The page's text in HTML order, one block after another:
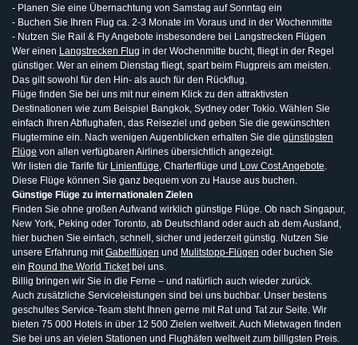
- Planen Sie eine Übernachtung von Samstag auf Sonntag ein
- Buchen Sie Ihren Flug ca. 2-3 Monate im Voraus und in der Wochenmitte
- Nutzen Sie Rail & Fly Angebote insbesondere bei Langstrecken Flügen
Wer einen Langstrecken Flug in der Wochenmitte bucht, fliegt in der Regel
günstiger. Wer an einem Dienstag fliegt, spart beim Flugpreis am meisten.
Das gilt sowohl für den Hin- als auch für den Rückflug.
Flüge finden Sie bei uns mit nur einem Klick zu den attraktivsten
Destinationen wie zum Beispiel Bangkok, Sydney oder Tokio. Wählen Sie
einfach Ihren Abflughafen, das Reiseziel und geben Sie die gewünschten
Flugtermine ein. Nach wenigen Augenblicken erhalten Sie die günstigsten
Flüge von allen verfügbaren Airlines übersichtlich angezeigt.
Wir listen die Tarife für Linienflüge, Charterflüge und Low Cost Angebote.
Diese Flüge können Sie ganz bequem von zu Hause aus buchen.
Günstige Flüge zu internationalen Zielen
Finden Sie ohne großen Aufwand wirklich günstige Flüge. Ob nach Singapur,
New York, Peking oder Toronto, ab Deutschland oder auch ab dem Ausland,
hier buchen Sie einfach, schnell, sicher und jederzeit günstig. Nutzen Sie
unsere Erfahrung mitGabelflügen und Mulitstopp-Flügen oder buchen Sie
ein Round the World Ticketbei uns.
Billig bringen wir Sie in die Ferne – und natürlich auch wieder zurück.
Auch zusätzliche Serviceleistungen sind bei uns buchbar. Unser bestens
geschultes Service-Team steht Ihnen gerne mit Rat und Tat zur Seite. Wir
bieten 75 000 Hotels in über 12 500 Zielen weltweit. Auch Mietwagen finden
Sie bei uns an vielen Stationen und Flughäfen weltweit zum billigsten Preis.